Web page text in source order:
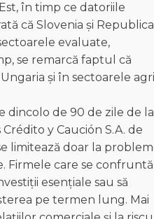
în timp ce datoriile
că Slovenia și Republica
evaluate,
se remarcă faptul că
și în sectoarele
dincolo de 90 de zile de la
y Caución S.A. de
limitează doar la
Firmele care se confruntă
esențiale sau să
pe termen lung. Mai